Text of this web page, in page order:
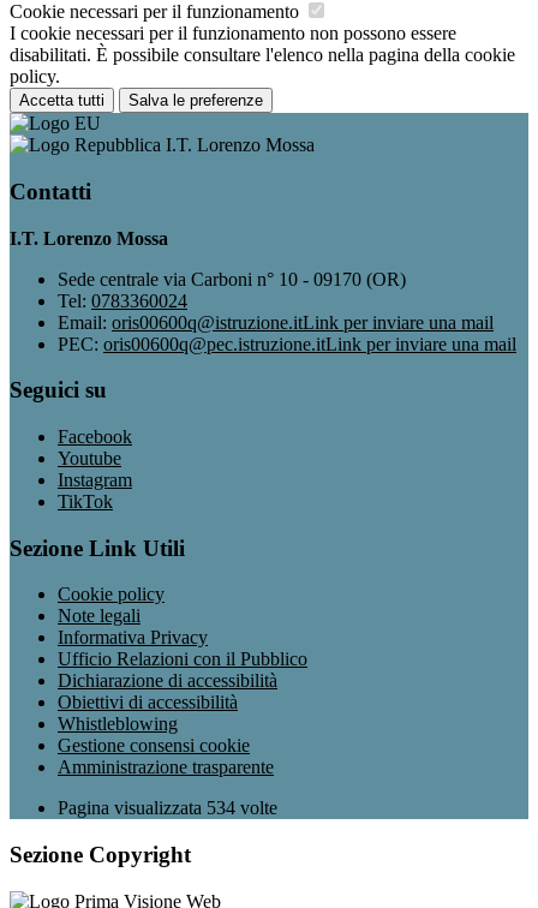
Cookie necessari per il funzionamento
I cookie necessari per il funzionamento non possono essere
disabilitati. È possibile consultare l'elenco nella pagina della cookie
policy.
Accetta tutti Salva le preferenze
I.T. Lorenzo Mossa
Contatti
I.T. Lorenzo Mossa
Sede centrale via Carboni n° 10 - 09170 (OR)
Tel: 0783360024
Email: oris00600q@istruzione.itLink per inviare una mail
PEC: oris00600q@pec.istruzione.itLink per inviare una mail
Seguici su
Facebook
Youtube
Instagram
TikTok
Sezione Link Utili
Cookie policy
Note legali
Informativa Privacy
Ufficio Relazioni con il Pubblico
Dichiarazione di accessibilità
Obiettivi di accessibilità
Whistleblowing
Gestione consensi cookie
Amministrazione trasparente
Pagina visualizzata 534 volte
Sezione Copyright